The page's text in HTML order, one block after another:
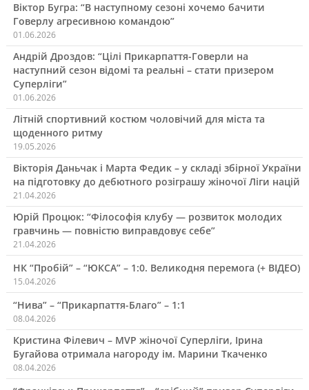
Віктор Бугра: “В наступному сезоні хочемо бачити
Говерлу агресивною командою”
01.06.2026
Андрій Дроздов: “Цілі Прикарпаття-Говерли на
наступний сезон відомі та реальні – стати призером
Суперліги”
01.06.2026
Літній спортивний костюм чоловічий для міста та
щоденного ритму
19.05.2026
Вікторія Даньчак і Марта Федик – у складі збірної України
на підготовку до дебютного розіграшу жіночої Ліги націй
21.04.2026
Юрій Процюк: “Філософія клубу — розвиток молодих
гравчинь — повністю виправдовує себе”
21.04.2026
НК “Пробій” – “ЮКСА” – 1:0. Великодня перемога (+ ВІДЕО)
15.04.2026
“Нива” – “Прикарпаття-Благо” – 1:1
08.04.2026
Кристина Філевич – MVP жіночої Суперліги, Ірина
Бугайова отримала нагороду ім. Марини Ткаченко
08.04.2026